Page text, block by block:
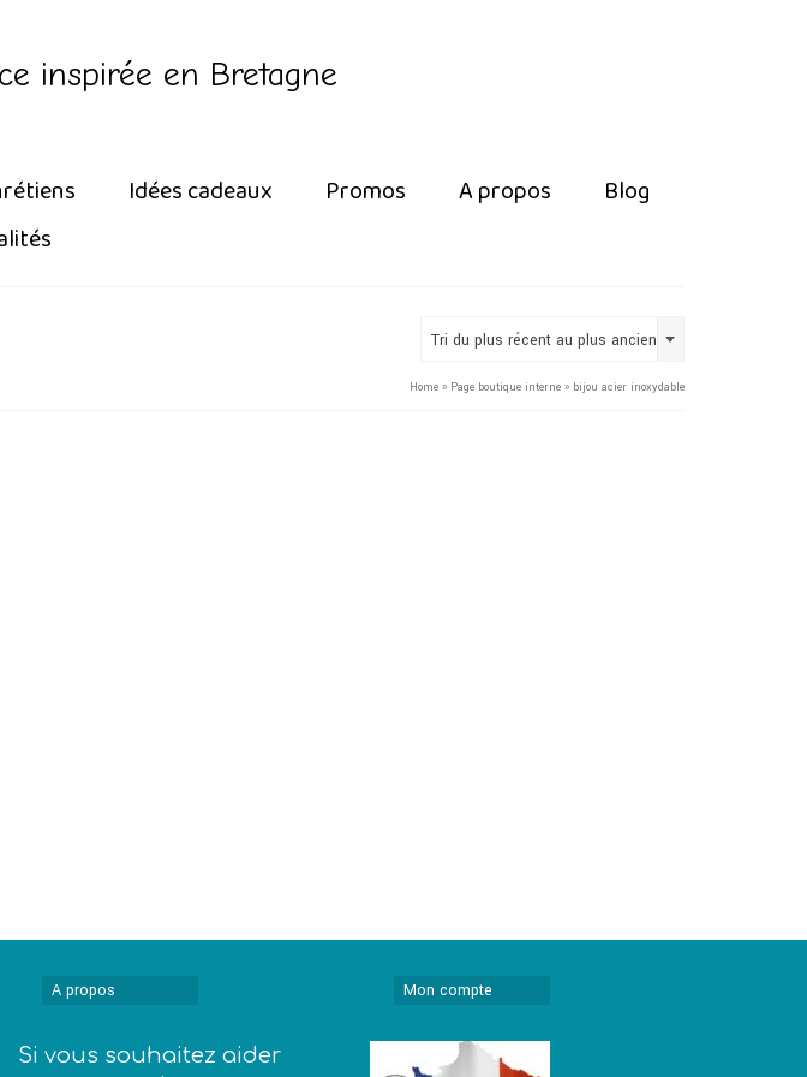
inspirée en Bretagne
Idées cadeaux Promos A propos
Blog
Tri du plus récent au plus ancien
Home » Page boutique interne » bijou acier inoxydable
A propos
Si vous souhaitez aider
Mon compte